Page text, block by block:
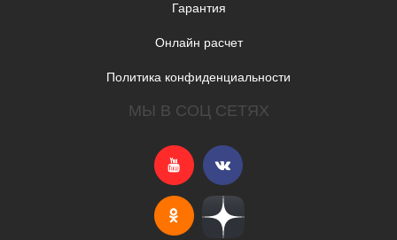
Гарантия
Онлайн расчет
Политика конфиденциальности
МЫ В СОЦ СЕТЯХ